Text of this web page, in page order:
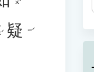
ˊ 疑 ㄧˊ